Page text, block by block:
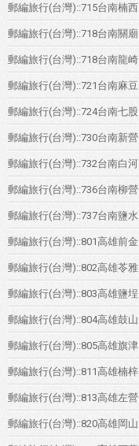
郵編旅行(台灣)::715台南楠西
郵編旅行(台灣)::718台南關廟
郵編旅行(台灣)::718台南龍崎
郵編旅行(台灣)::721台南麻豆
郵編旅行(台灣)::724台南七股
郵編旅行(台灣)::730台南新營
郵編旅行(台灣)::732台南白河
郵編旅行(台灣)::736台南柳營
郵編旅行(台灣)::737台南鹽水
郵編旅行(台灣)::801高雄前金
郵編旅行(台灣)::802高雄苓雅
郵編旅行(台灣)::803高雄鹽埕
郵編旅行(台灣)::804高雄鼓山
郵編旅行(台灣)::805高雄旗津
郵編旅行(台灣)::811高雄楠梓
郵編旅行(台灣)::813高雄左營
郵編旅行(台灣)::820高雄岡山